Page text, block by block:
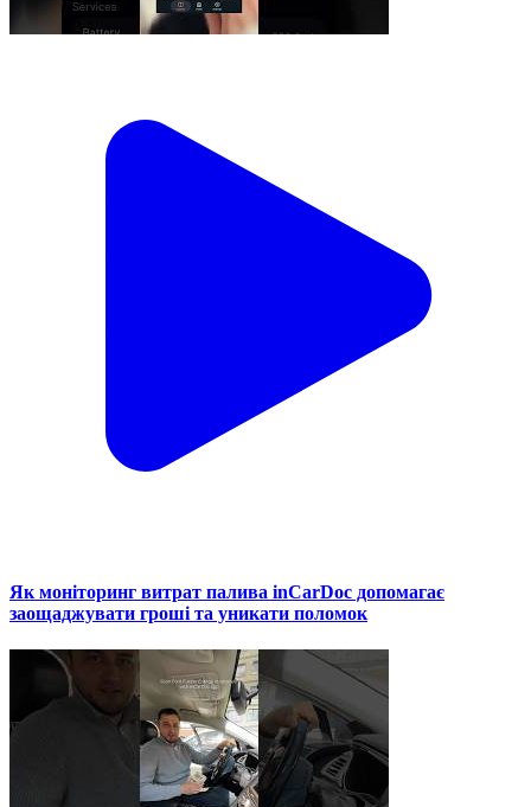
Як моніторинг витрат палива inCarDoc допомагає
заощаджувати гроші та уникати поломок